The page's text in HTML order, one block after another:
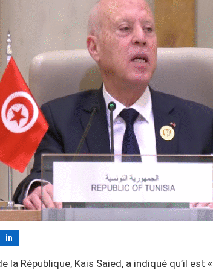
in
la République, Kais Saied, a indiqué qu’il est